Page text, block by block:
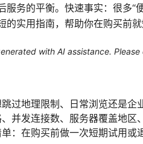
服务的平衡。快速事实：很多“
的实用指南，帮助你在购买前
with AI assistance.
过地理限制、日常浏览还是企
并发连接数、服务器覆盖地区
：在购买前做一次短期试用或